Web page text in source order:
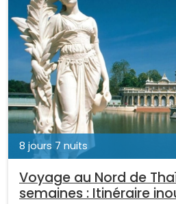
8 jours 7 nuits
Voyage au Nord de
semaines : Itinéraire